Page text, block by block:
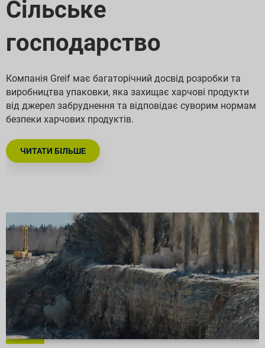
Сільське
господарство
Компанія Greif має багаторічний досвід розробки та
виробництва упаковки, яка захищає харчові продукти
від джерел забруднення та відповідає суворим нормам
безпеки харчових продуктів.
ЧИТАТИ БІЛЬШЕ